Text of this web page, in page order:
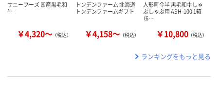
サニーフーズ 国産黒毛和
牛
￥4,320～ （税込）
トンデンファーム 北海道
トンデンファームギフト
￥4,158～ （税込）
人形町今半 黒毛和牛しゃ
ぶしゃぶ用 ASH-100 1箱
（6…
￥10,800 （税込）
ランキングをもっと見る